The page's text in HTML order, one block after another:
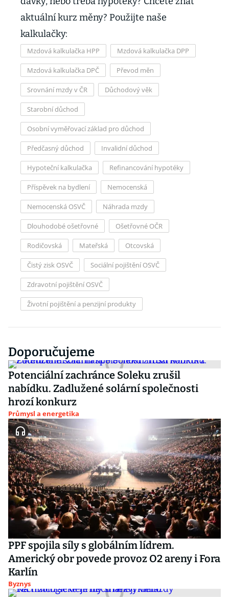
aktuální kurz měny? Použijte naše
kalkulačky:
Mzdová kalkulačka HPP Mzdová kalkulačka DPP
Mzdová kalkulačka DPČ Převod měn
Srovnání mzdy v ČR Důchodový věk
Starobní důchod
Osobní vyměřovací základ pro důchod
Předčasný důchod Invalidní důchod
Hypoteční kalkulačka Refinancování hypotéky
Příspěvek na bydlení Nemocenská
Nemocenská OSVČ Náhrada mzdy
Dlouhodobé ošetřovné Ošetřovné OČR
Rodičovská Mateřská Otcovská
Čistý zisk OSVČ Sociální pojištění OSVČ
Zdravotní pojištění OSVČ
Životní pojištění a penzijní produkty
Doporučujeme
Potenciální zachránce Soleku zrušil
nabídku. Zadlužené solární společnosti
hrozí konkurz
Průmysl a energetika
PPF spojila síly s globálním lídrem.
Americký obr povede provoz O2 areny i Fora
Karlín
Byznys